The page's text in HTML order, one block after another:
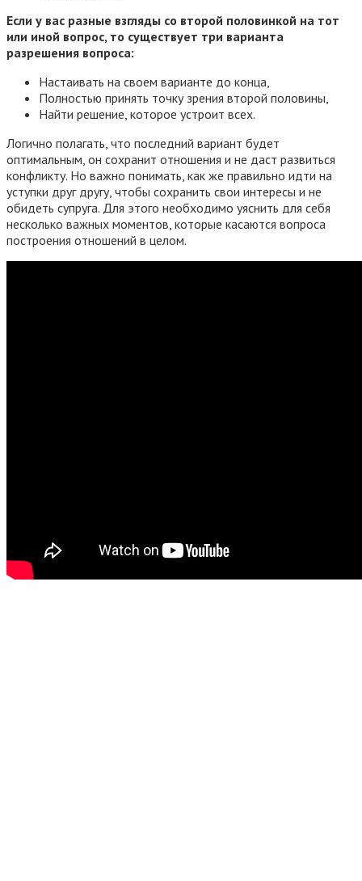
Если у вас разные взгляды со второй половинкой на тот
или иной вопрос, то существует три варианта
разрешения вопроса:
Настаивать на своем варианте до конца,
Полностью принять точку зрения второй половины,
Найти решение, которое устроит всех.
Логично полагать, что последний вариант будет
оптимальным, он сохранит отношения и не даст развиться
конфликту. Но важно понимать, как же правильно идти на
уступки друг другу, чтобы сохранить свои интересы и не
обидеть супруга. Для этого необходимо уяснить для себя
несколько важных моментов, которые касаются вопроса
построения отношений в целом.